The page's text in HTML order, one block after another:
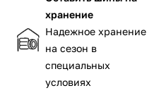
хранение
Надежное хранение
на сезон в
специальных
условиях